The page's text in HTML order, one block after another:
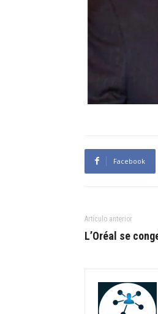
Facebook
Artículo anterior
L’Oréal se